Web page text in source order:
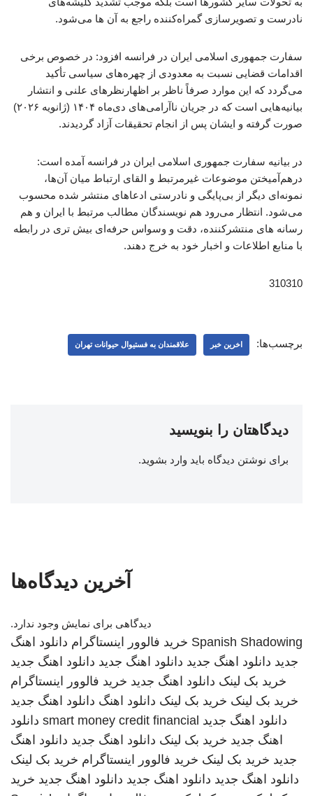
نادرست و تصویرسازی گمراه‌کننده راجع به آن ها می‌شود.
سفارت جمهوری اسلامی ایران در فرانسه افزود: در خصوص برخی
اقدامات قضایی نسبت به معدودی از چهره‌های سیاسی تأکید
می‌گردد که این موارد صرفاً ناظر بر اظهارنظرهای علنی و انتشار
بیانیه‌هایی است که در جریان ناآرامی‌های دی‌ماه ۱۴۰۴ (ژانویه ۲۰۲۶)
صورت گرفته و ایشان پس از انجام تحقیقات آزاد گردیدند.
در بیانیه سفارت جمهوری اسلامی ایران در فرانسه آمده است:
درهم‌آمیختن موضوعات غیرمرتبط و القای ارتباط میان آن‌ها،
نمونه‌ای دیگر از بی‌پایگی و نادرستی ادعاهای منتشر شده محسوب
می‌شود. انتظار می‌رود هم نویسندگان مطالب مرتبط با ایران و هم
رسانه های منتشرکننده، دقت و وسواس حرفه‌ای بیش تری در رابطه
با منابع اطلاعات و اخبار خود به خرج دهند.
310310
برچسب‌ها: اخرین خبر علاقمندان به فستیوال حیوانات تهران
دیدگاهتان را بنویسید
برای نوشتن دیدگاه باید وارد بشوید.
آخرین دیدگاه‌ها
دیدگاهی برای نمایش وجود ندارد.
Spanish Shadowing خرید فالوور اینستاگرام دانلود اهنگ
جدید دانلود اهنگ جدید دانلود اهنگ جدید دانلود اهنگ جدید
خرید بک لینک دانلود اهنگ جدید خرید فالوور اینستاگرام
خرید بک لینک خرید بک لینک دانلود اهنگ دانلود اهنگ جدید
دانلود اهنگ جدید smart money credit financial دانلود
اهنگ جدید خرید بک لینک دانلود اهنگ جدید دانلود اهنگ
جدید خرید بک لینک خرید فالوور اینستاگرام خرید بک لینک
دانلود اهنگ جدید دانلود اهنگ جدید دانلود اهنگ جدید خرید